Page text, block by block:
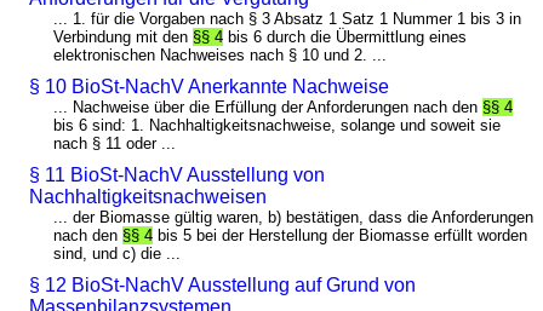
... 1. für die Vorgaben nach § 3 Absatz 1 Satz 1 Nummer 1 bis 3 in
Verbindung mit den §§ 4 bis 6 durch die Übermittlung eines
elektronischen Nachweises nach § 10 und 2. ...
§ 10 BioSt-NachV Anerkannte Nachweise
... Nachweise über die Erfüllung der Anforderungen nach den §§ 4
bis 6 sind: 1. Nachhaltigkeitsnachweise, solange und soweit sie
nach § 11 oder ...
§ 11 BioSt-NachV Ausstellung von
Nachhaltigkeitsnachweisen
... der Biomasse gültig waren, b) bestätigen, dass die Anforderungen
nach den §§ 4 bis 5 bei der Herstellung der Biomasse erfüllt worden
sind, und c) die ...
§ 12 BioSt-NachV Ausstellung auf Grund von
Massenbilanzsystemen